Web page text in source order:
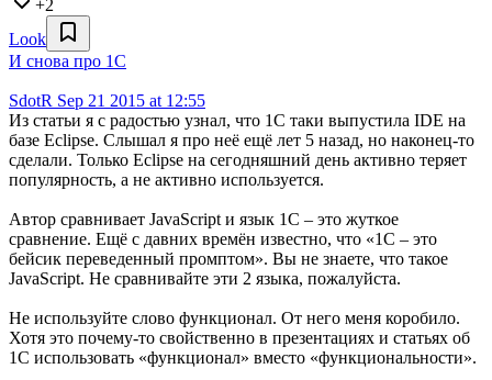
+2
Look
И снова про 1С
SdotR Sep 21 2015 at 12:55
Из статьи я с радостью узнал, что 1С таки выпустила IDE на
базе Eclipse. Слышал я про неё ещё лет 5 назад, но наконец-то
сделали. Только Eclipse на сегодняшний день активно теряет
популярность, а не активно используется.
Автор сравнивает JavaScript и язык 1C – это жуткое
сравнение. Ещё с давних времён известно, что «1С – это
бейсик переведенный промптом». Вы не знаете, что такое
JavaScript. Не сравнивайте эти 2 языка, пожалуйста.
Не используйте слово функционал. От него меня коробило.
Хотя это почему-то свойственно в презентациях и статьях об
1С использовать «функционал» вместо «функциональности».